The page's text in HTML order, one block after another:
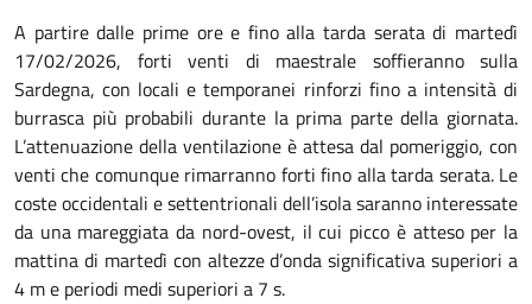
A partire dalle prime ore e fino alla tarda serata di martedì
17/02/2026, forti venti di maestrale soffieranno sulla
Sardegna, con locali e temporanei rinforzi fino a intensità di
burrasca più probabili durante la prima parte della giornata.
L’attenuazione della ventilazione è attesa dal pomeriggio, con
venti che comunque rimarranno forti fino alla tarda serata. Le
coste occidentali e settentrionali dell’isola saranno interessate
da una mareggiata da nord-ovest, il cui picco è atteso per la
mattina di martedì con altezze d’onda significativa superiori a
4 m e periodi medi superiori a 7 s.